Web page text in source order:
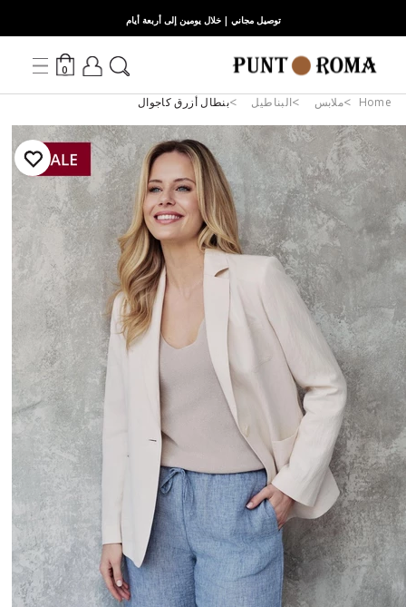
توصيل مجاني | خلال يومين إلى أربعة أيام
0
Home ملابس البناطيل بنطال أزرق كاجوال